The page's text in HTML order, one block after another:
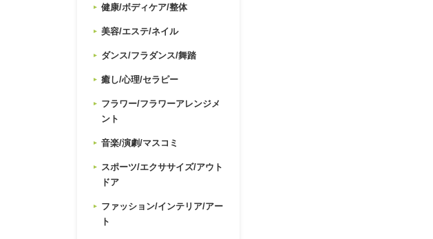
健康/ボディケア/整体
美容/エステ/ネイル
ダンス/フラダンス/舞踏
癒し/心理/セラピー
フラワー/フラワーアレンジメ
ント
音楽/演劇/マスコミ
スポーツ/エクササイズ/アウト
ドア
ファッション/インテリア/アー
ト